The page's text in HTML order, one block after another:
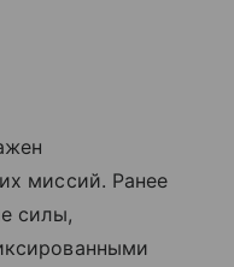
миссий. Ранее
силы,